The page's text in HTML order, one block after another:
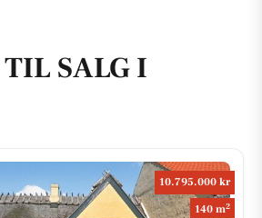
SALG I
10.795.000 kr
140 m2